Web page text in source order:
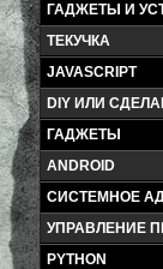
ГАДЖЕТЫ И
ТЕКУЧКА
JAVASCRIPT
DIY ИЛИ
ГАДЖЕТЫ
ANDROID
СИСТЕМНОЕ
УПРАВЛЕНИЕ
PYTHON